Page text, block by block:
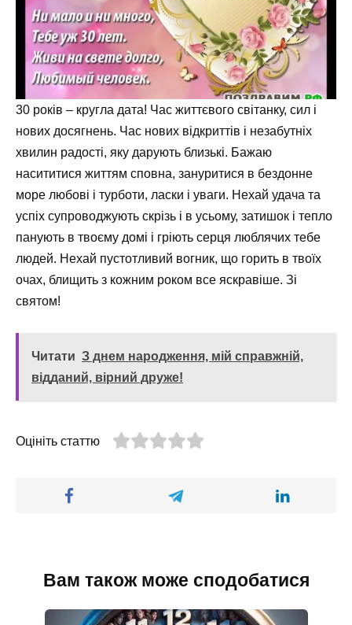
30 років – кругла дата! Час життєвого світанку, сил і
нових досягнень. Час нових відкриттів і незабутніх
хвилин радості, яку дарують близькі. Бажаю
насититися життям сповна, зануритися в бездонне
море любові і турботи, ласки і уваги. Нехай удача та
успіх супроводжують скрізь і в усьому, затишок і тепло
панують в твоєму домі і гріють серця люблячих тебе
людей. Нехай пустотливий вогник, що горить в твоїх
очах, блищить з кожним роком все яскравіше. Зі
святом!
Читати З днем народження, мій справжній,
відданий, вірний друже!
Оцініть статтю
Вам також може сподобатися